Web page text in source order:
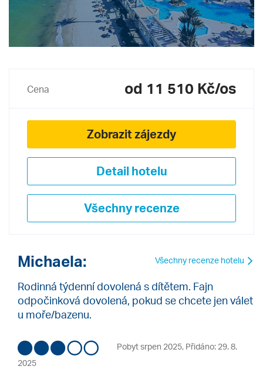
Cena od 11 510 Kč/os
Zobrazit zájezdy
Detail hotelu
Všechny recenze
Všechny recenze hotelu
Michaela:
Rodinná týdenní dovolená s dítětem. Fajn
odpočinková dovolená, pokud se chcete jen válet
u moře/bazenu.
Pobyt srpen 2025, Přidáno: 29. 8.
2025